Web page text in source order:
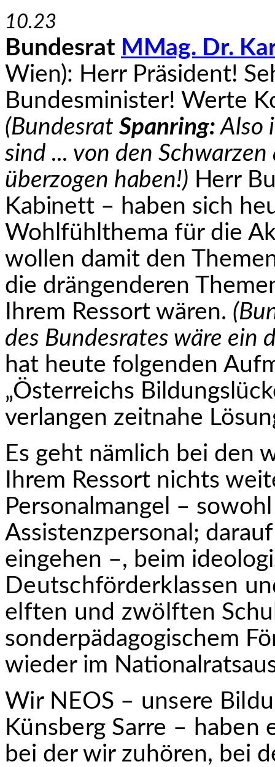
10.23
Bundesrat MMag. Dr.
Wien): Herr Präsident!
Bundesminister! Werte
(Bundesrat Spanring: Also
sind ... von den
überzogen haben!) Herr
Kabinett– haben sich
Wohlfühlthema für die
wollen damit den
die drän­gen­deren
Ihrem Ressort wären.
des Bundesrates wäre ein
hat heute folgenden
„Österreichs
verlangen zeitnahe
Es geht nämlich bei den
Ihrem Ressort nichts
Personalmangel –
Assistenz­personal;
eingehen –, beim
Deutschförderklassen
elften und zwölften
sonderpädagogischem
wieder im
Wir NEOS – unsere
Künsberg Sarre – haben
bei der wir zuhören, bei